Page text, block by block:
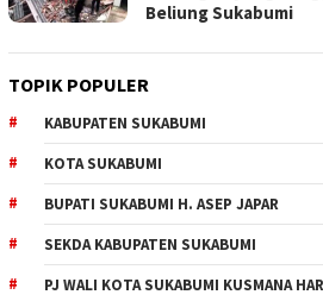
Beliung Sukabumi
TOPIK POPULER
KABUPATEN SUKABUMI
KOTA SUKABUMI
BUPATI SUKABUMI H. ASEP JAPAR
SEKDA KABUPATEN SUKABUMI
PJ WALI KOTA SUKABUMI KUSMANA